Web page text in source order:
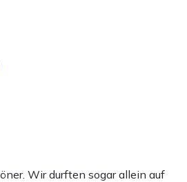
Wir durften sogar allein auf